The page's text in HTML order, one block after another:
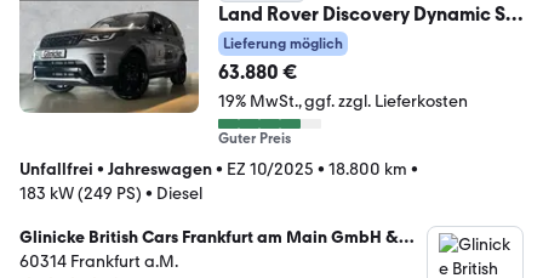
Land Rover Discovery Dynamic SE
D250 3D Surround Winterpake
Lieferung möglich
63.880 €
19% MwSt. ggf. zzgl. Lieferkosten
Guter Preis
Unfallfrei • Jahreswagen• EZ 10/2025 • 18.800 km •
183 kW (249 PS) • Diesel
Glinicke British Cars Frankfurt am Main GmbH &
Co. KG
60314 Frankfurt a.M.